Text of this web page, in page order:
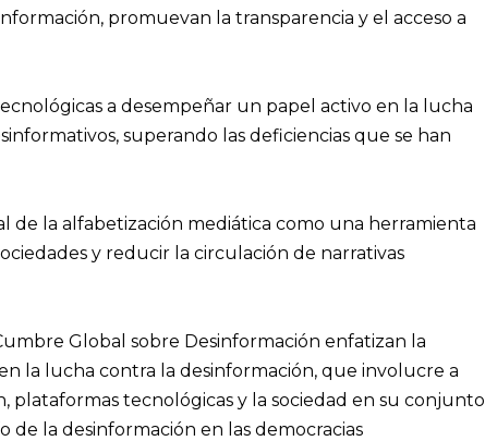
promuevan la transparencia y el acceso a
a desempeñar un papel activo en la lucha
superando las deficiencias que se han
de la alfabetización mediática como una herramienta
y reducir la circulación de narrativas
Global sobre Desinformación enfatizan la
la lucha contra la desinformación, que involucre a
plataformas tecnológicas y la sociedad en su conjunto
de la desinformación en las democracias